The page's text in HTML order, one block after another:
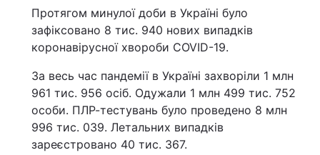
Протягом минулої доби в Україні було
зафіксовано 8 тис. 940 нових випадків
коронавірусної хвороби COVID-19.
За весь час пандемії в Україні захворіли 1 млн
961 тис. 956 осіб. Одужали 1 млн 499 тис. 752
особи. ПЛР-тестувань було проведено 8 млн
996 тис. 039. Летальних випадків
зареєстровано 40 тис. 367.